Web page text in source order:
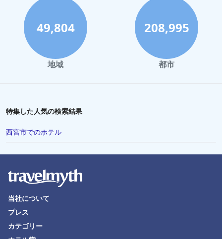
小樽市でのホテル
熊本市でのホテル
洞爺湖でのホテル
尾道市でのホテル
水戸市でのホテル
甲府市でのホテル
津市でのホテル
下関市でのホテル
苫小牧市でのホテル
49,804
地域
208,995
都市
特集した人気の検索結果
西宮市でのホテル
当社について
プレス
カテゴリー